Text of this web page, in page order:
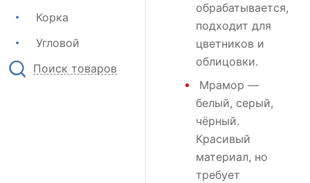
Корка
Угловой
Поиск товаров
обрабатывается,
подходит для
цветников и
облицовки.
Мрамор —
белый, серый,
чёрный.
Красивый
материал, но
требует